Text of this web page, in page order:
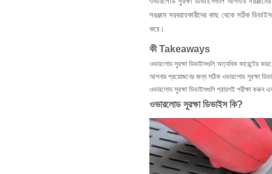
সরঞ্জাম সরবরাহকারীদের কাছ থেকে সঠিক
করে।
কী Takeaways
ওভারলোড সুরক্ষা ডিভাইসগুলি অত্যধিক কারেন্টের
আপনার প্রয়োজনের জন্য সঠিক ওভারলোড সুরক্ষা
ওভারলোড সুরক্ষা ডিভাইসগুলি প্রায়শই পরীক্ষা
ওভারলোড সুরক্ষা ডিভাইস কি?